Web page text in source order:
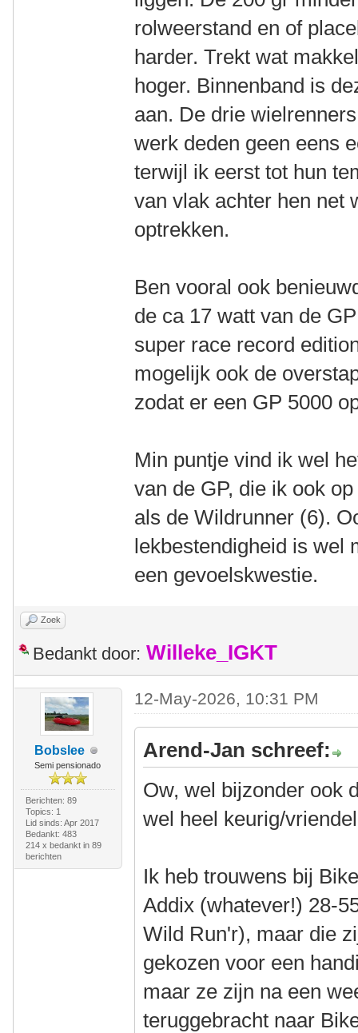
rolweerstand en of
harder. Trekt wat
hoger. Binnenband is
aan. De drie
werk deden geen eens
terwijl ik eerst tot hun
van vlak achter hen net
optrekken.
Ben vooral ook
de ca 17 watt van de
super race record
mogelijk ook de
zodat er een GP 5000
Min puntje vind ik wel
van de GP, die ik ook
als de Wildrunner (6).
lekbestendigheid is wel
een gevoelskwestie.
Zoek
Bedankt door: Willeke_IGKT
Bobslee
Semi pensionado
Berichten: 89
Topics: 1
Lid sinds: Apr 2017
Bedankt: 483
214 x bedankt in 89
berichten
12-May-2026, 10:31 PM
Arend-Jan schreef:
Ow, wel bijzonder ook
wel heel keurig/
Ik heb trouwens bij
Addix (whatever!) 28-
Wild Run'r), maar die
gekozen voor een
maar ze zijn na een
teruggebracht naar